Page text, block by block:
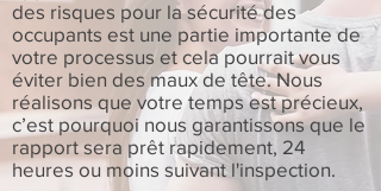
des risques pour la sécurité des
occupants est une partie importante de
votre processus et cela pourrait vous
éviter bien des maux de tête. Nous
réalisons que votre temps est précieux,
c’est pourquoi nous garantissons que le
rapport sera prêt rapidement, 24
heures ou moins suivant l'inspection.